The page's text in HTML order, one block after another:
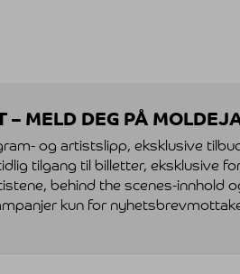
– MELD DEG PÅ
og artistslipp, eksklusive
tilgang til billetter, eksklusive
behind the scenes-innhold
kun for